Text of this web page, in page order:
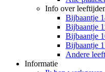
Info over
Bijbaantje
Bijbaantje
Bijbaantje
Bijbaantje
Andere
Informatie